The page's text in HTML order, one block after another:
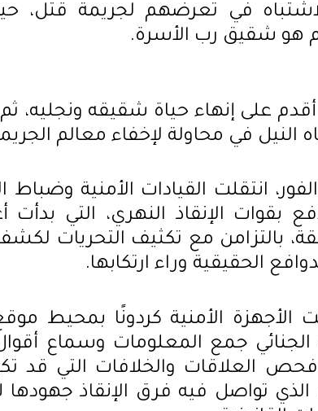
في تعرضهم لجريمة قتل،
هو شقيق رب الأسرة.
أقدم على إنهاء حياة شقيقه ونجليه،
النيل في محاولة لإخفاء معالم
انتقلت القيادات الأمنية وضباط
بقوات الإنقاذ النهري، التي
بالتزامن مع تكثيف التحريات
الحقيقية وراء ارتكابها.
الأجهزة الأمنية كردونًا بمحيط
الجنائي جمع المعلومات وسماع
العلاقات والخلافات التي قد
الذي تواصل فيه فرق الإنقاذ جهودها